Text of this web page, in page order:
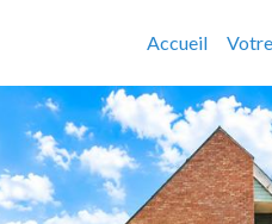
Accueil